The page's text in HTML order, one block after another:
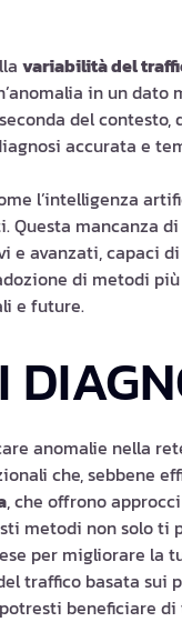
variabilità del
in un dato
del
accurata e
l’intelligenza
mancanza
avanzati, capaci
di metodi
e future.
anomalie nella
che, sebbene
, che offrono
metodi non solo
per migliorare la
traffico basata sui
beneficiare